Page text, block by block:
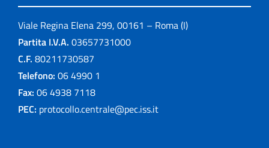
Viale Regina Elena 299, 00161 – Roma (I)
Partita I.V.A. 03657731000
C.F. 80211730587
Telefono: 06 4990 1
Fax: 06 4938 7118
PEC: protocollo.centrale@pec.iss.it